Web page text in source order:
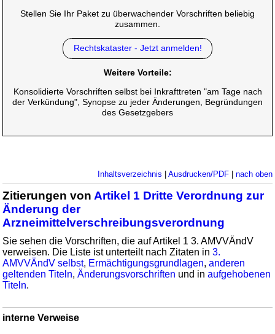
Stellen Sie Ihr Paket zu überwachender Vorschriften beliebig
zusammen.
Rechtskataster - Jetzt anmelden!
Weitere Vorteile:
Konsolidierte Vorschriften selbst bei Inkrafttreten "am Tage nach
der Verkündung", Synopse zu jeder Änderungen, Begründungen
des Gesetzgebers
Inhaltsverzeichnis Ausdrucken/PDF| nach oben
Zitierungen von Artikel 1 Dritte Verordnung zur
Änderung der
Arzneimittelverschreibungsverordnung
Sie sehen die Vorschriften, die auf Artikel 1 3. AMVVÄndV
verweisen. Die Liste ist unterteilt nach Zitaten in3.
AMVVÄndV selbst, Ermächtigungsgrundlagen,anderen
geltenden Titeln,Änderungsvorschriften und inaufgehobenen
Titeln.
interne Verweise